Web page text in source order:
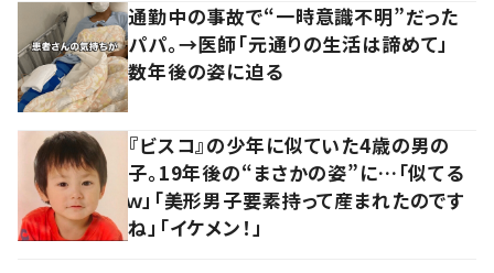
通勤中の事故で“一時意識不明”だった
パパ。→医師「元通りの生活は諦めて」
数年後の姿に迫る
『ビスコ』の少年に似ていた4歳の男の
子。19年後の“まさかの姿”に…「似てる
ｗ」「美形男子要素持って産まれたのです
ね」「イケメン！」